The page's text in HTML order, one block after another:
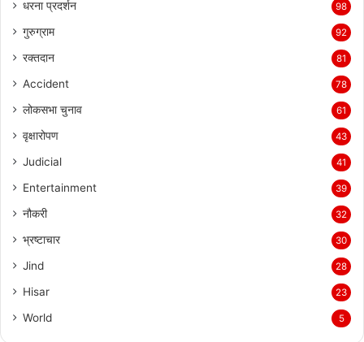
धरना प्रदर्शन 98
गुरुग्राम 92
रक्तदान 81
Accident 78
लोकसभा चुनाव 61
वृक्षारोपण 43
Judicial 41
Entertainment 39
नौकरी 32
भ्रष्टाचार 30
Jind 28
Hisar 23
World 5